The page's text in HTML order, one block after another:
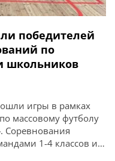
победителей
по
школьников
игры в рамках
массовому футболу
Соревнования
1-4 классов и